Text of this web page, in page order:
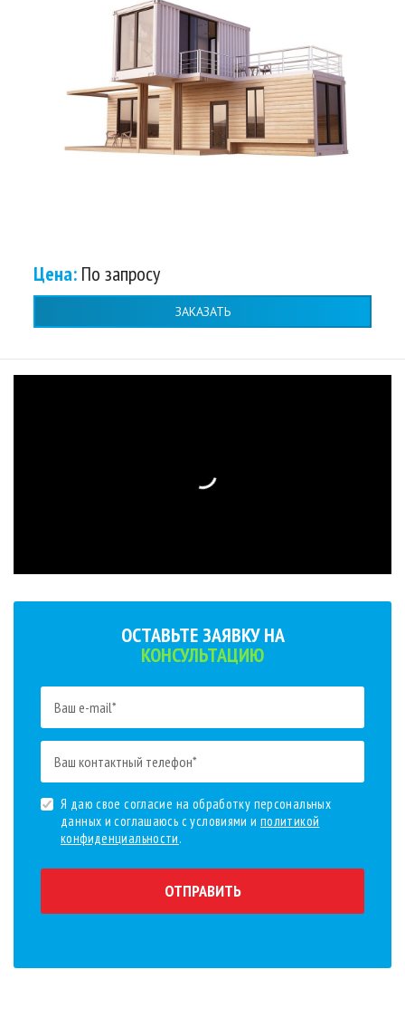
Цена: По запросу
ЗАКАЗАТЬ
ОСТАВЬТЕ ЗАЯВКУ НА
КОНСУЛЬТАЦИЮ
Я даю свое согласие на обработку персональных
данных и соглашаюсь с условиями и политикой
конфиденциальности.
ОТПРАВИТЬ